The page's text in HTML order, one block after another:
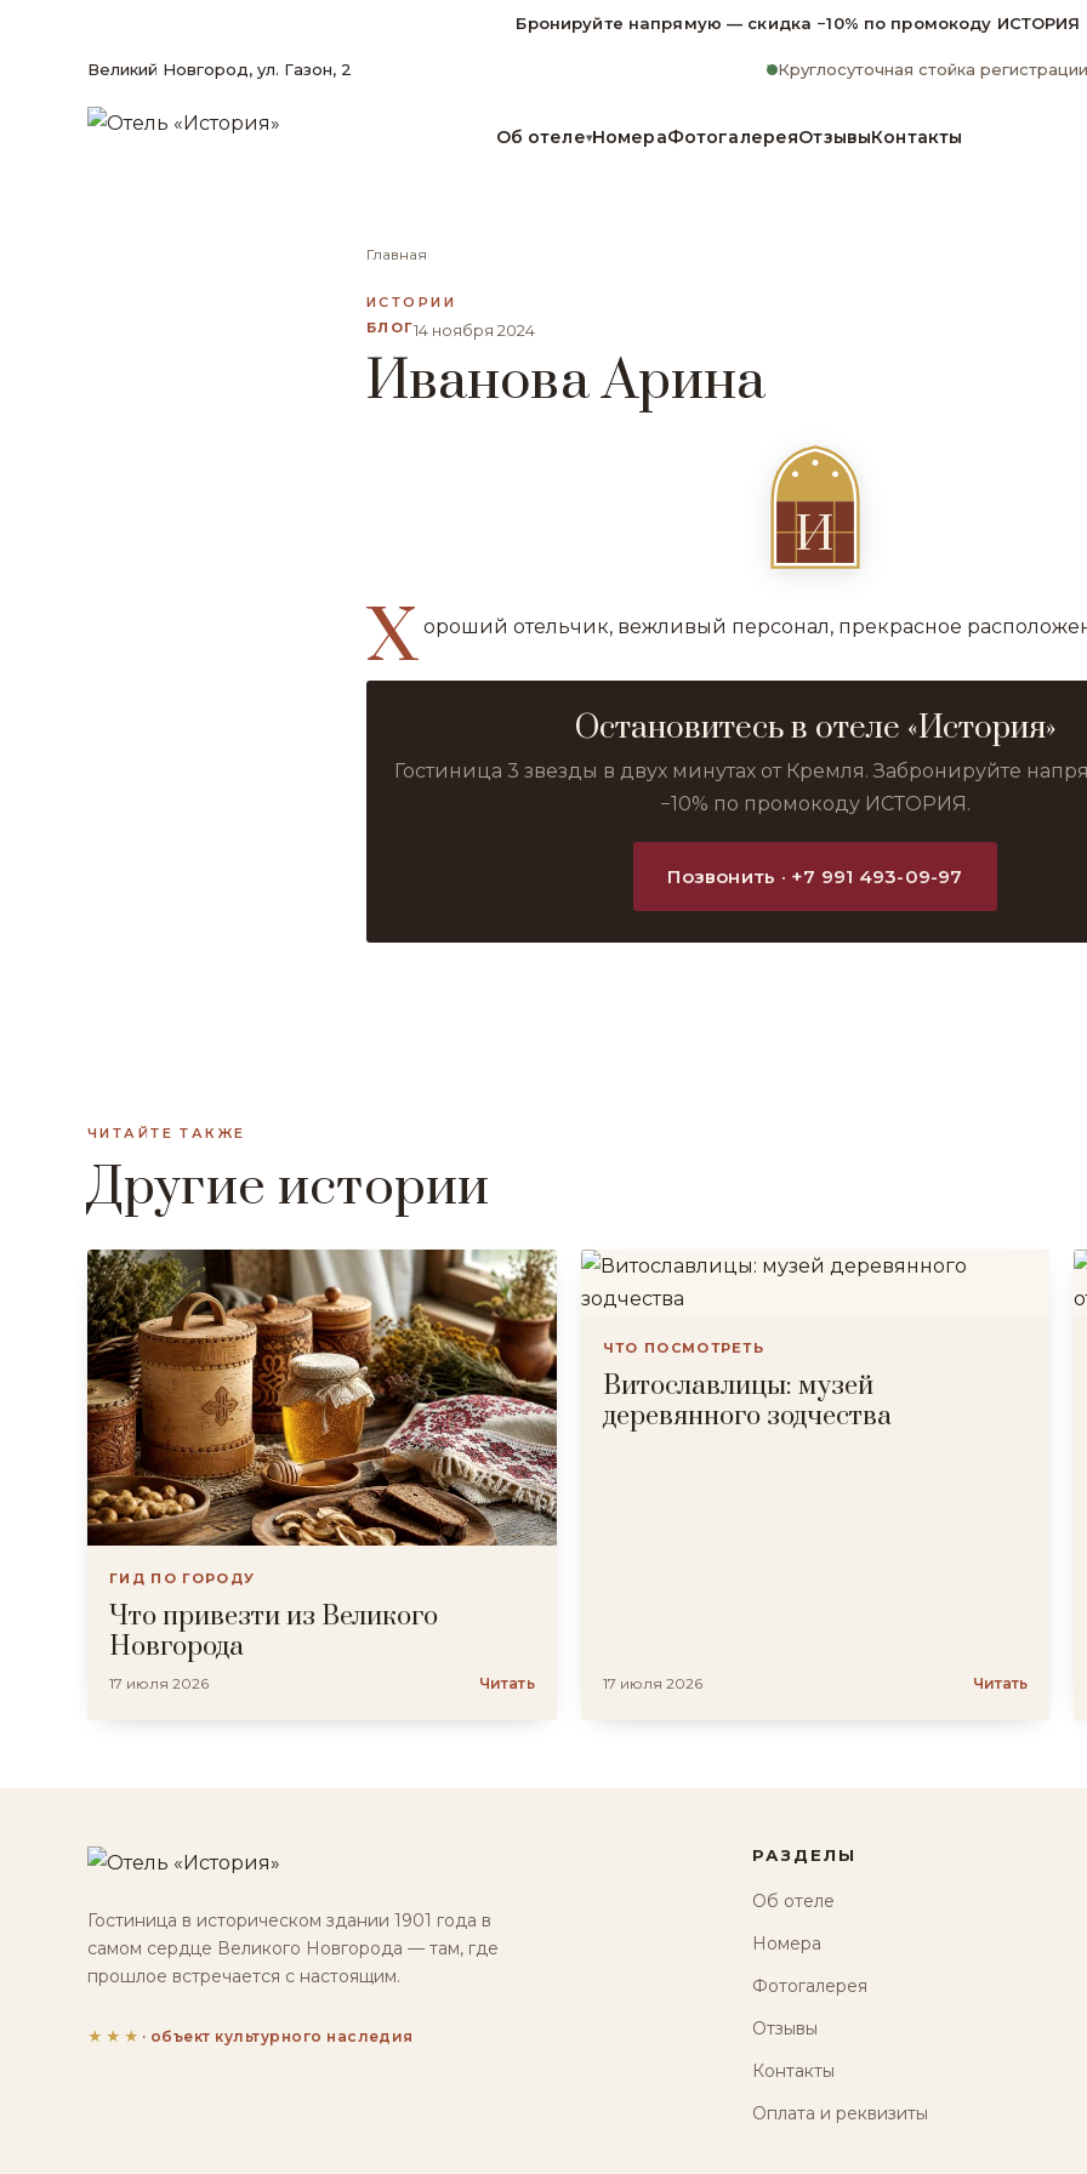
Бронируйте напрямую — скидка −10% по промокоду ИСТОРИЯ
Великий Новгород, ул. Газон, 2 Круглосуточная стойка регистрации
Об отеле▾НомераФотогалереяОтзывыКонтакты
Главная
ИСТОРИИ
БЛОГ14 ноября 2024
Иванова Арина
И
Х ороший отельчик, вежливый персонал, прекрасное
Остановитесь в отеле «История»
Гостиница 3 звезды в двух минутах от Кремля. Забронируйте
−10% по промокоду ИСТОРИЯ.
Позвонить · +7 991 493-09-97
ЧИТАЙТЕ ТАКЖЕ
Другие истории
ГИД ПО ГОРОДУ
Что привезти из Великого
Новгорода
17 июля 2026 Читать
ЧТО ПОСМОТРЕТЬ
Витославлицы: музей
деревянного зодчества
17 июля 2026 Читать
Гостиница в историческом здании 1901 года в
самом сердце Великого Новгорода — там, где
прошлое встречается с настоящим.
★★★ · объект культурного наследия
РАЗДЕЛЫ
Об отеле
Номера
Фотогалерея
Отзывы
Контакты
Оплата и реквизиты